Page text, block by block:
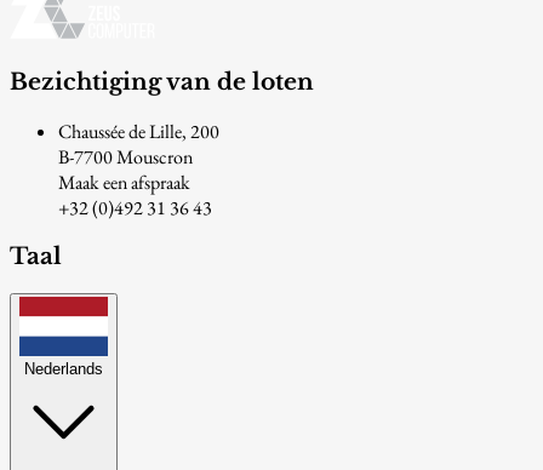
Bezichtiging van de loten
Chaussée de Lille, 200
B-7700 Mouscron
Maak een afspraak
+32 (0)492 31 36 43
Taal
Nederlands